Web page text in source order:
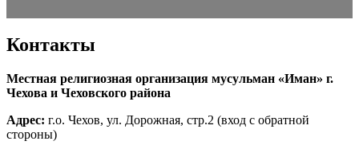
Контакты
Местная религиозная организация мусульман «Иман» г.
Чехова и Чеховского района
Адрес: г.о. Чехов, ул. Дорожная, стр.2 (вход с обратной
стороны)